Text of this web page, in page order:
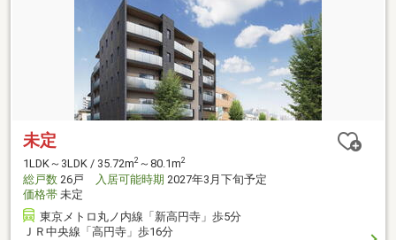
未定
1LDK～3LDK / 35.72m2 ～80.1m2
総戸数 26戸 入居可能時期 2027年3月下旬予定
価格帯 未定
東京メトロ丸ノ内線「新高円寺」歩5分
ＪＲ中央線「高円寺」歩16分